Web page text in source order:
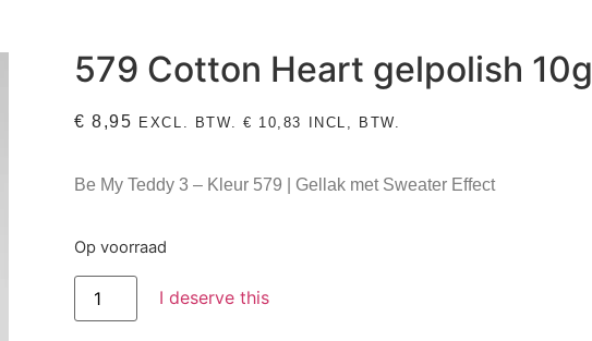
579 Cotton Heart gelpolish 10g
€ 8,95 EXCL. BTW. € 10,83 INCL, BTW.
Be My Teddy 3 – Kleur 579 | Gellak met Sweater Effect
Op voorraad
I deserve this